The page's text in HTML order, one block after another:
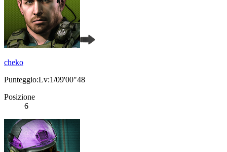
cheko
Punteggio:Lv:1/09'00"48
Posizione
6